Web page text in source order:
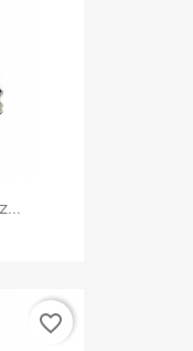
favorite_border